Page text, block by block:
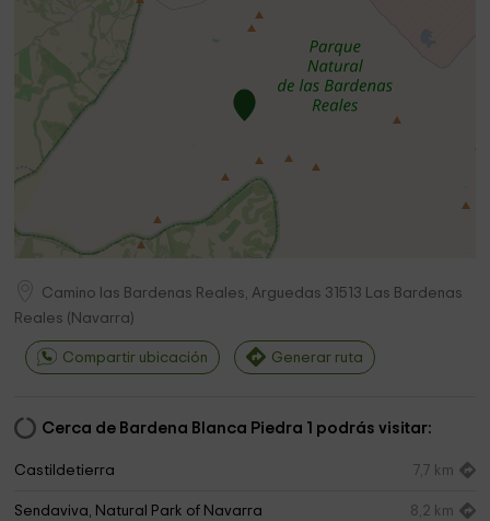
Camino las Bardenas Reales, Arguedas 31513 Las Bardenas
Reales ( Navarra)
Compartir ubicación Generar ruta
Cerca de Bardena Blanca Piedra 1 podrás visitar:
Castildetierra 7,7 km
Sendaviva, Natural Park of Navarra 8,2 km